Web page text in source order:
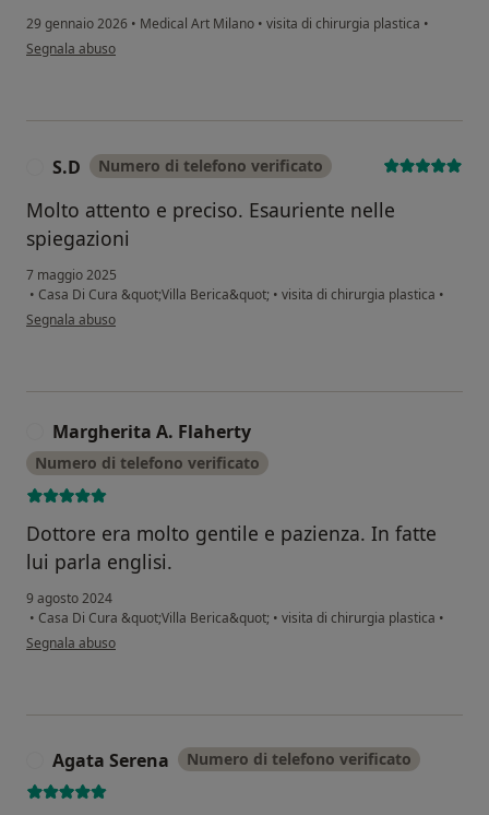
29 gennaio 2026 • Medical Art Milano • visita di chirurgia plastica •
secondo l'opinione dell'utente Roberta
Segnala abuso
S.D Numero di telefono verificato
Molto attento e preciso. Esauriente nelle
spiegazioni
7 maggio 2025
• Casa Di Cura &quot;Villa Berica&quot; • visita di chirurgia plastica •
secondo l'opinione dell'utente S.D
Segnala abuso
Margherita A. Flaherty
Numero di telefono verificato
Dottore era molto gentile e pazienza. In fatte
lui parla englisi.
9 agosto 2024
• Casa Di Cura &quot;Villa Berica&quot; • visita di chirurgia plastica •
secondo l'opinione dell'utente Margherita A. Flaherty
Segnala abuso
Agata Serena Numero di telefono verificato